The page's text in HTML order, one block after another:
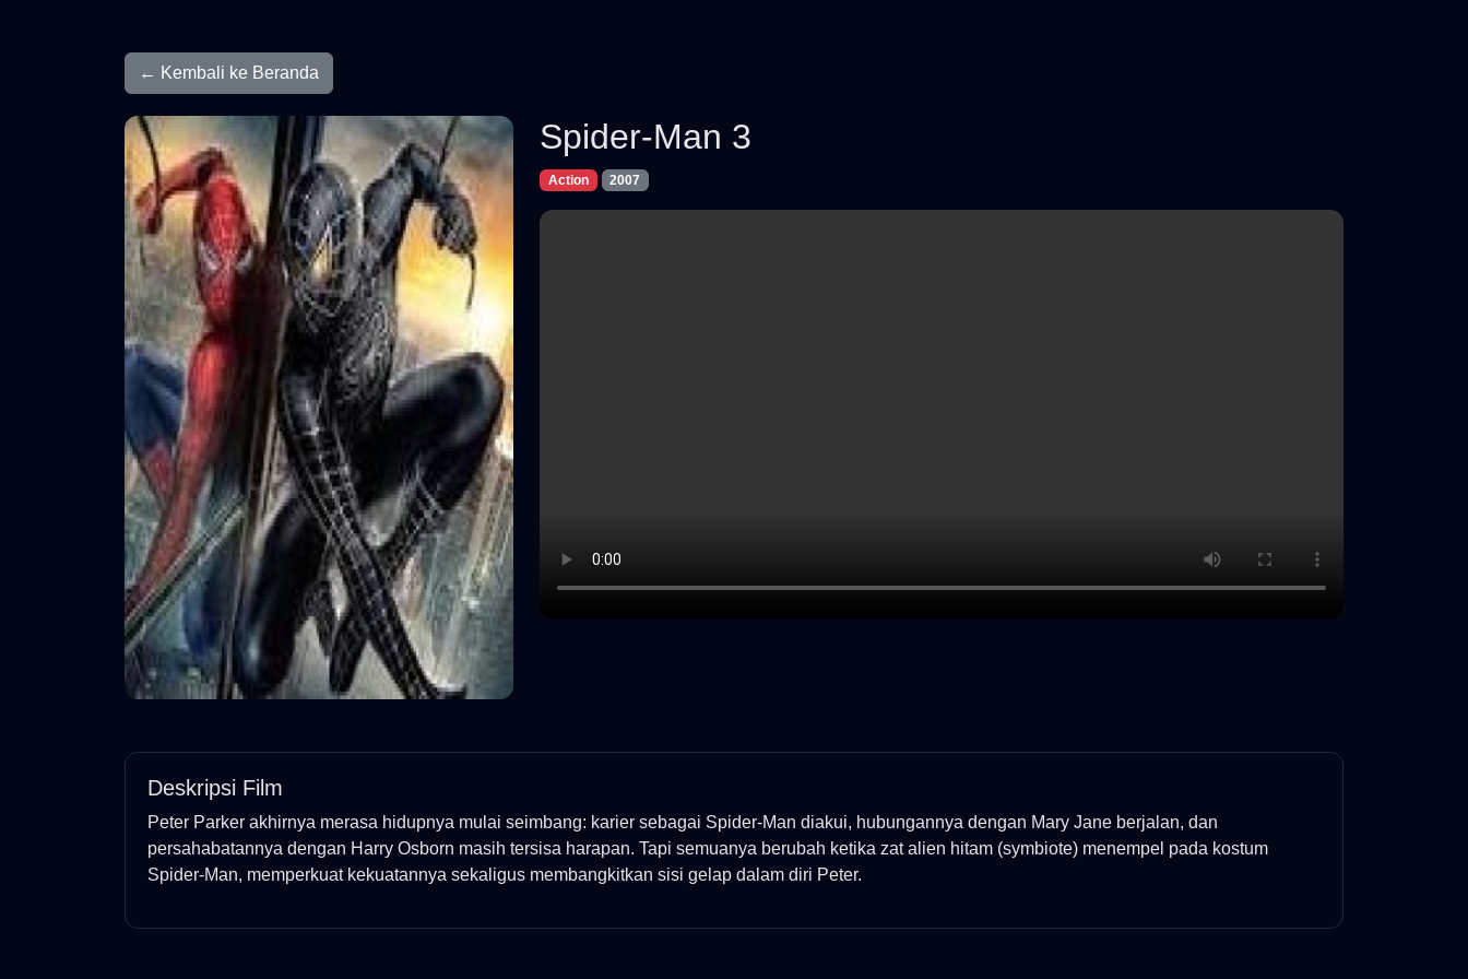
← Kembali ke Beranda
Spider-Man 3
Action 2007
Deskripsi Film
Peter Parker akhirnya merasa hidupnya mulai seimbang: karier sebagai Spider-Man diakui, hubungannya dengan Mary Jane berjalan, dan
persahabatannya dengan Harry Osborn masih tersisa harapan. Tapi semuanya berubah ketika zat alien hitam (symbiote) menempel pada kostum
Spider-Man, memperkuat kekuatannya sekaligus membangkitkan sisi gelap dalam diri Peter.